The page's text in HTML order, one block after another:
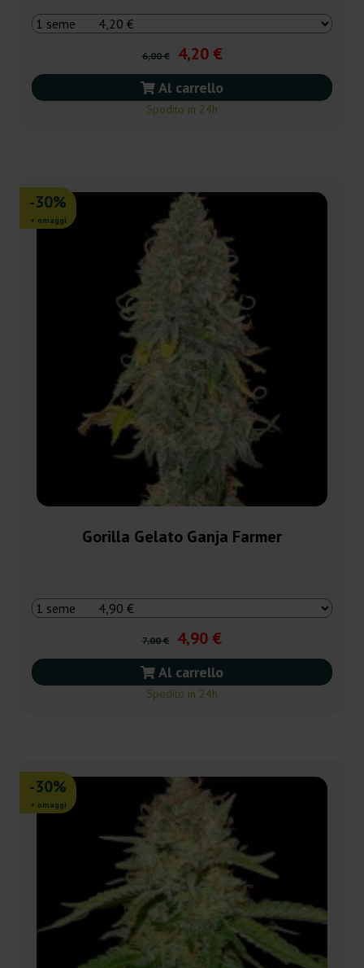
6,00 € 4,20 €
Al carrello
Spedito in 24h
-30%
+ omaggi
Gorilla Gelato Ganja Farmer
7,00 € 4,90 €
Al carrello
Spedito in 24h
-30%
+ omaggi